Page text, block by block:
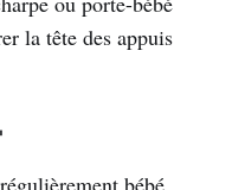
la tête des appuis
bébé